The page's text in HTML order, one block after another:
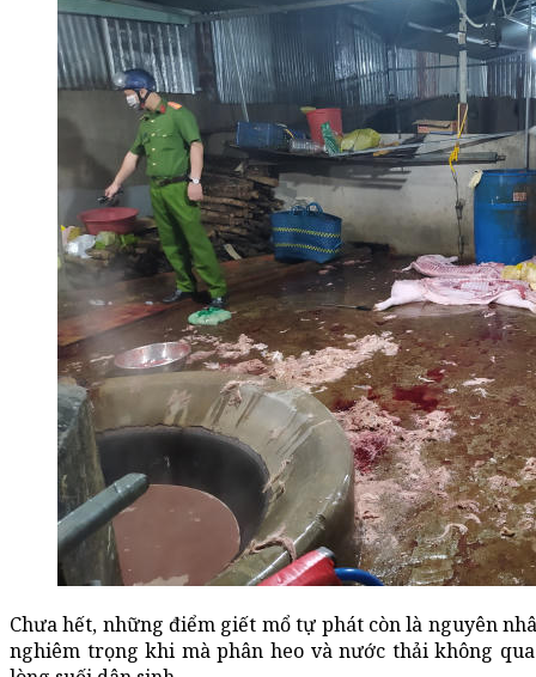
Chưa hết, những điểm giết mổ tự phát còn là nguyên
nghiêm trọng khi mà phân heo và nước thải không